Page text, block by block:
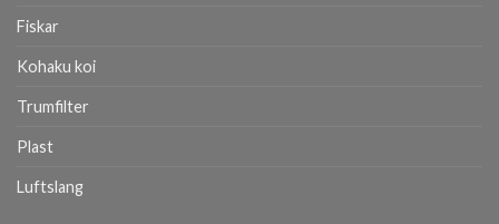
Fiskar
Kohaku koi
Trumfilter
Plast
Luftslang